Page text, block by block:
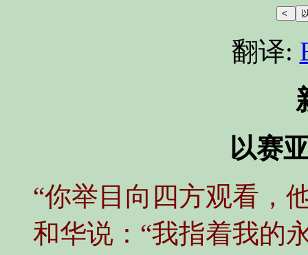
翻译:
以赛
“你举目向四方观看，
和华说：“我指着我的